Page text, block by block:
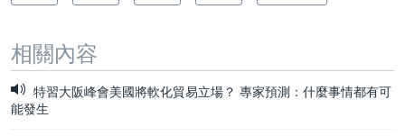
相關內容
特習大阪峰會美國將軟化貿易立場？ 專家預測：什麼事情都有可
能發生